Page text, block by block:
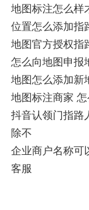
地图标注怎么样
位置怎么添加指
地图官方授权指
怎么向地图申报
地图怎么添加新
地图标注商家
抖音认领门指路
除不
企业商户名称可
客服